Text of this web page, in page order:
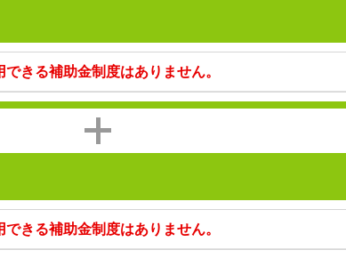
できる補助金制度はありません。
できる補助金制度はありません。